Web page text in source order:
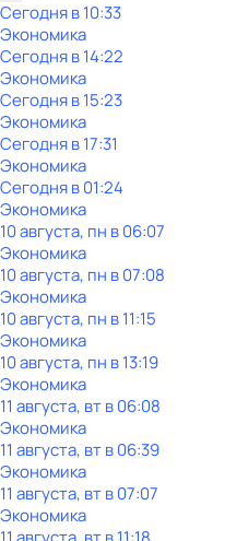
Сегодня в 10:33
Экономика
Сегодня в 14:22
Экономика
Сегодня в 15:23
Экономика
Сегодня в 17:31
Экономика
Сегодня в 01:24
Экономика
10 августа, пн в 06:07
Экономика
10 августа, пн в 07:08
Экономика
10 августа, пн в 11:15
Экономика
10 августа, пн в 13:19
Экономика
11 августа, вт в 06:08
Экономика
11 августа, вт в 06:39
Экономика
11 августа, вт в 07:07
Экономика